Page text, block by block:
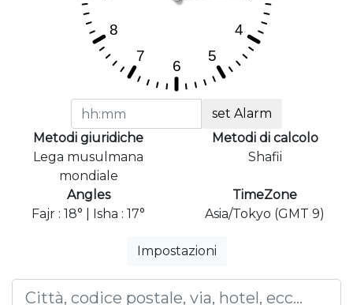
set Alarm
Metodi giuridiche
Lega musulmana
mondiale
Metodi di calcolo
Shafii
Angles
Fajr : 18° | Isha : 17°
TimeZone
Asia/Tokyo (GMT 9)
Impostazioni